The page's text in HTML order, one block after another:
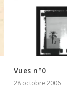
Vues n°0
28 octobre 2006